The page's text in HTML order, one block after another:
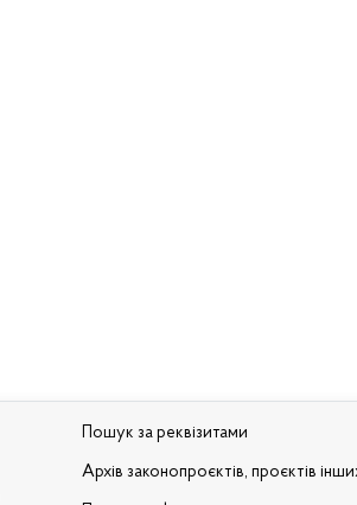
Пошук за реквізитами
Архів законопроєктів, проєктів